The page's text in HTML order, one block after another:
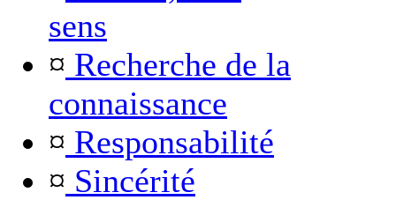
sens
¤ Recherche de la
connaissance
¤ Responsabilité
¤ Sincérité